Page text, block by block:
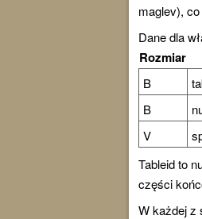
maglev),
Dane dla
Rozmiar
B
B
V
Tableid to
części
W każdej z